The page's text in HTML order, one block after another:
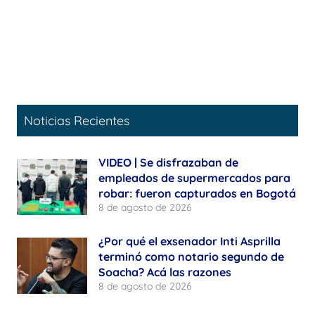
Noticias Recientes
VIDEO | Se disfrazaban de
empleados de supermercados para
robar: fueron capturados en Bogotá
8 de agosto de 2026
¿Por qué el exsenador Inti Asprilla
terminó como notario segundo de
Soacha? Acá las razones
8 de agosto de 2026